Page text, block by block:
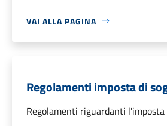
VAI ALLA PAGINA
Regolamenti imposta di
Regolamenti riguardanti l'imposta